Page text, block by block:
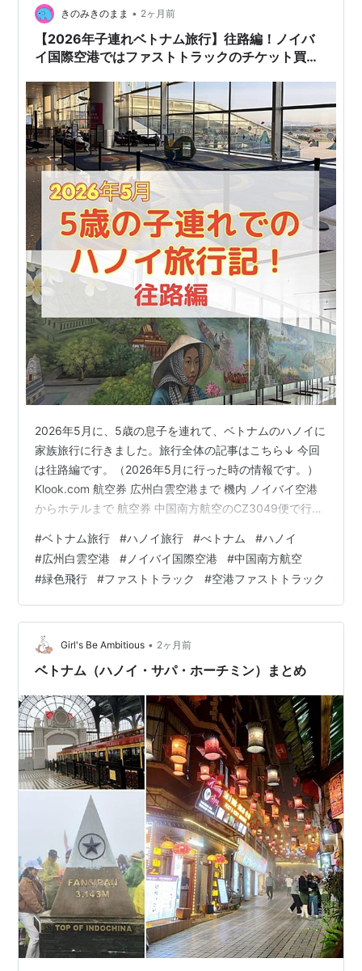
きのみきのまま • 2ヶ月前
【2026年子連れベトナム旅行】往路編！ノイバ
イ国際空港ではファストトラックのチケット買っ
広州→ハノイ！飛行機での移動から宿泊ホテルに
到着するまで！
2026年5月に、5歳の息子を連れて、ベトナムのハノイに
家族旅行に行きました。旅行全体の記事はこちら↓ 今回
は往路編です。（2026年5月に行った時の情報です。）
Klook.com 航空券 広州白雲空港まで 機内 ノイバイ空港
からホテルまで 航空券 中国南方航空のCZ3049便で行き
差が1時間なので、フライト時間は2時間10分でした。 旦
那がトリップドットコムで航空券を予約してくれまし
た。 往復航空券の料金は、大人2人子供1人で7,710元（約
18万円）でした。 広州白雲空港まで 今回は朝早いフライ
トだったので、友和不動産に連絡して、空…
#ベトナム旅行 #ハノイ旅行 #べトナム #ハノイ
#広州白雲空港 # ノイバイ国際空港 #中国南方航空
#緑色飛行 #ファストトラック #空港ファストトラック
Girl's Be Ambitious • 2ヶ月前
ベトナム（ハノイ・サパ・ホーチミン）まとめ